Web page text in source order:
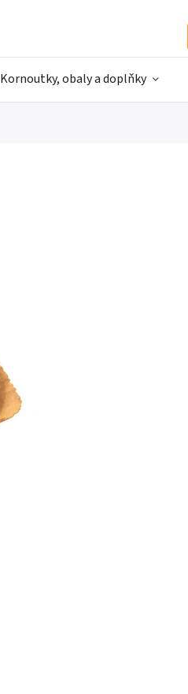
Kornoutky, obaly a doplňky